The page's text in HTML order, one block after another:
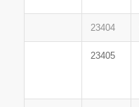
23404
23405